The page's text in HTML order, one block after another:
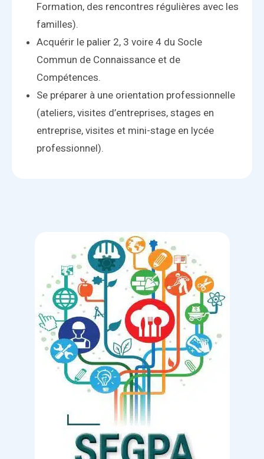
Formation, des rencontres régulières avec les
familles).
Acquérir le palier 2, 3 voire 4 du Socle
Commun de Connaissance et de
Compétences.
Se préparer à une orientation professionnelle
(ateliers, visites d’entreprises, stages en
entreprise, visites et mini-stage en lycée
professionnel).